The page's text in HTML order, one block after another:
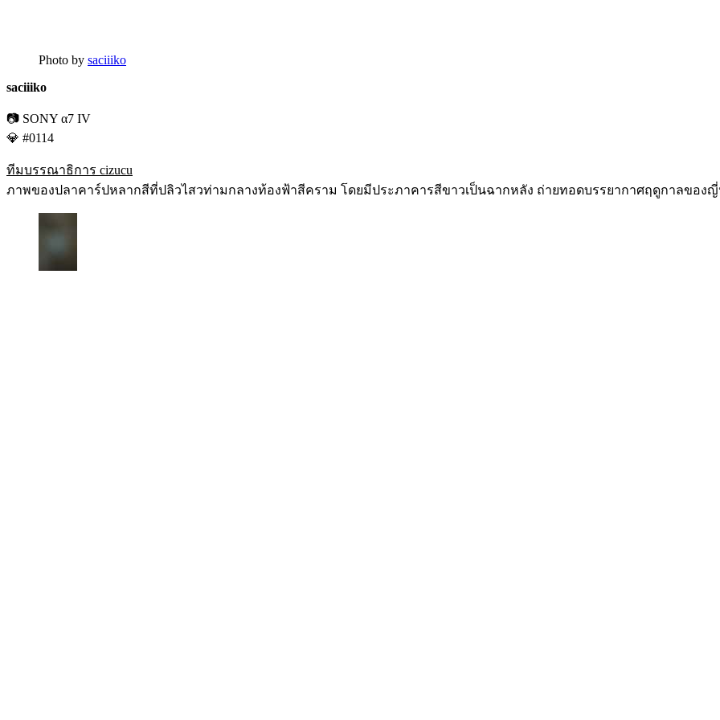
Photo by saciiiko
saciiiko
📷 SONY α7 IV
💎 #0114
ทีมบรรณาธิการ cizucu
ภาพของปลาคาร์ปหลากสีที่ปลิวไสวท่ามกลางท้องฟ้าสีคราม โดยมีประภาคารสีขาวเป็นฉากหลัง ถ่ายทอดบรรยากาศฤดูกาลของ